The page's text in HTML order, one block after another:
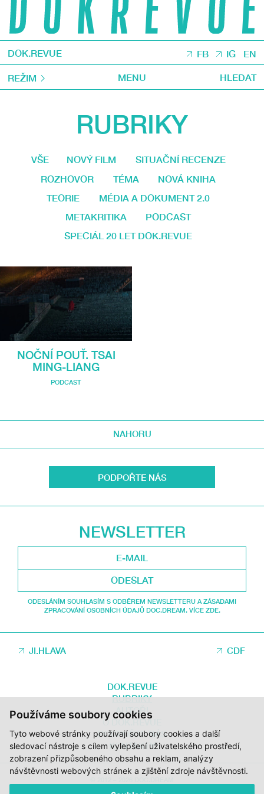
Používáme soubory cookies
Tyto webové stránky používají soubory cookies a další
sledovací nástroje s cílem vylepšení uživatelského prostředí,
zobrazení přizpůsobeného obsahu a reklam, analýzy
návštěvnosti webových stránek a zjištění zdroje návštěvnosti.
DOK.REVUE FB IG EN
REŽIM MENU HLEDAT
RUBRIKY
VŠE NOVÝ FILM
SITUAČNÍ RECENZE
ROZHOVOR
TÉMA
NOVÁ KNIHA
TEORIE
MÉDIA A DOKUMENT 2.0
METAKRITIKA
PODCAST
SPECIÁL 20 LET DOK.REVUE
NOČNÍ POUŤ. TSAI
MING-LIANG
PODCAST
NAHORU
PODPOŘTE NÁS
NEWSLETTER
ODESLAT
ODESLÁNÍM SOUHLASÍM S ODBĚREM NEWSLETTERU A ZÁSADAMI
ZPRACOVÁNÍ OSOBNÍCH ÚDAJŮ DOC.DREAM. VÍCE ZDE.
JI.HLAVA CDF
DOK.REVUE
RUBRIKY
AUTOŘI
O DOK.REVUE
PODPOŘTE NÁS
KONTAKTY